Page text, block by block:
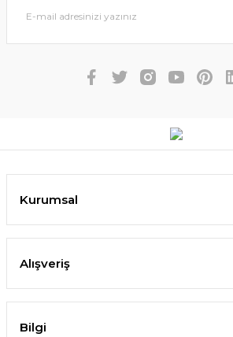
Kurumsal
Alışveriş
Bilgi